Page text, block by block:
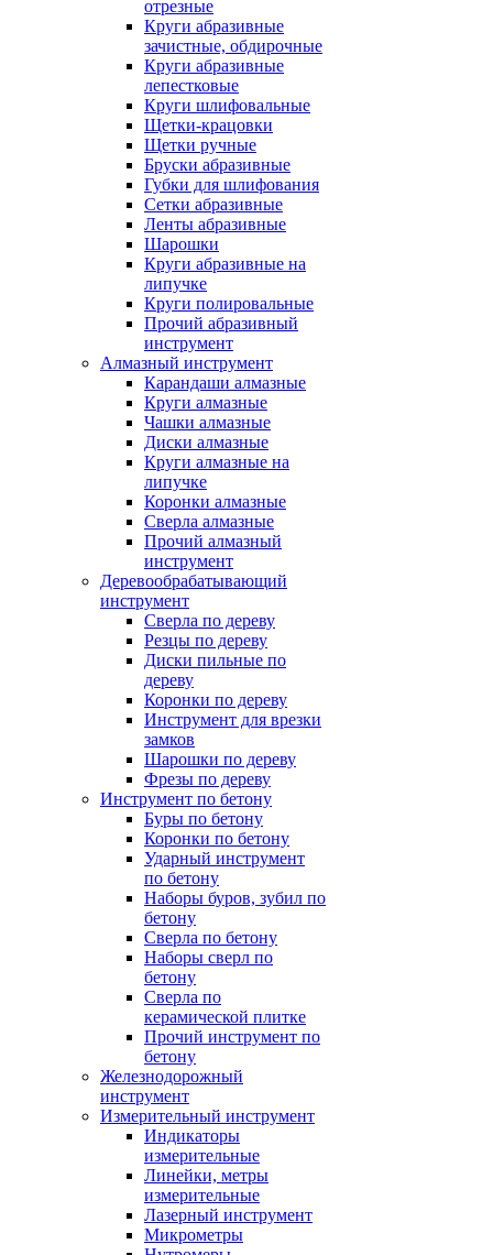
отрезные
Круги абразивные
зачистные, обдирочные
Круги абразивные
лепестковые
Круги шлифовальные
Щетки-крацовки
Щетки ручные
Бруски абразивные
Губки для шлифования
Сетки абразивные
Ленты абразивные
Шарошки
Круги абразивные на
липучке
Круги полировальные
Прочий абразивный
инструмент
Алмазный инструмент
Карандаши алмазные
Круги алмазные
Чашки алмазные
Диски алмазные
Круги алмазные на
липучке
Коронки алмазные
Сверла алмазные
Прочий алмазный
инструмент
Деревообрабатывающий
инструмент
Сверла по дереву
Резцы по дереву
Диски пильные по
дереву
Коронки по дереву
Инструмент для врезки
замков
Шарошки по дереву
Фрезы по дереву
Инструмент по бетону
Буры по бетону
Коронки по бетону
Ударный инструмент
по бетону
Наборы буров, зубил по
бетону
Сверла по бетону
Наборы сверл по
бетону
Сверла по
керамической плитке
Прочий инструмент по
бетону
Железнодорожный
инструмент
Измерительный инструмент
Индикаторы
измерительные
Линейки, метры
измерительные
Лазерный инструмент
Микрометры